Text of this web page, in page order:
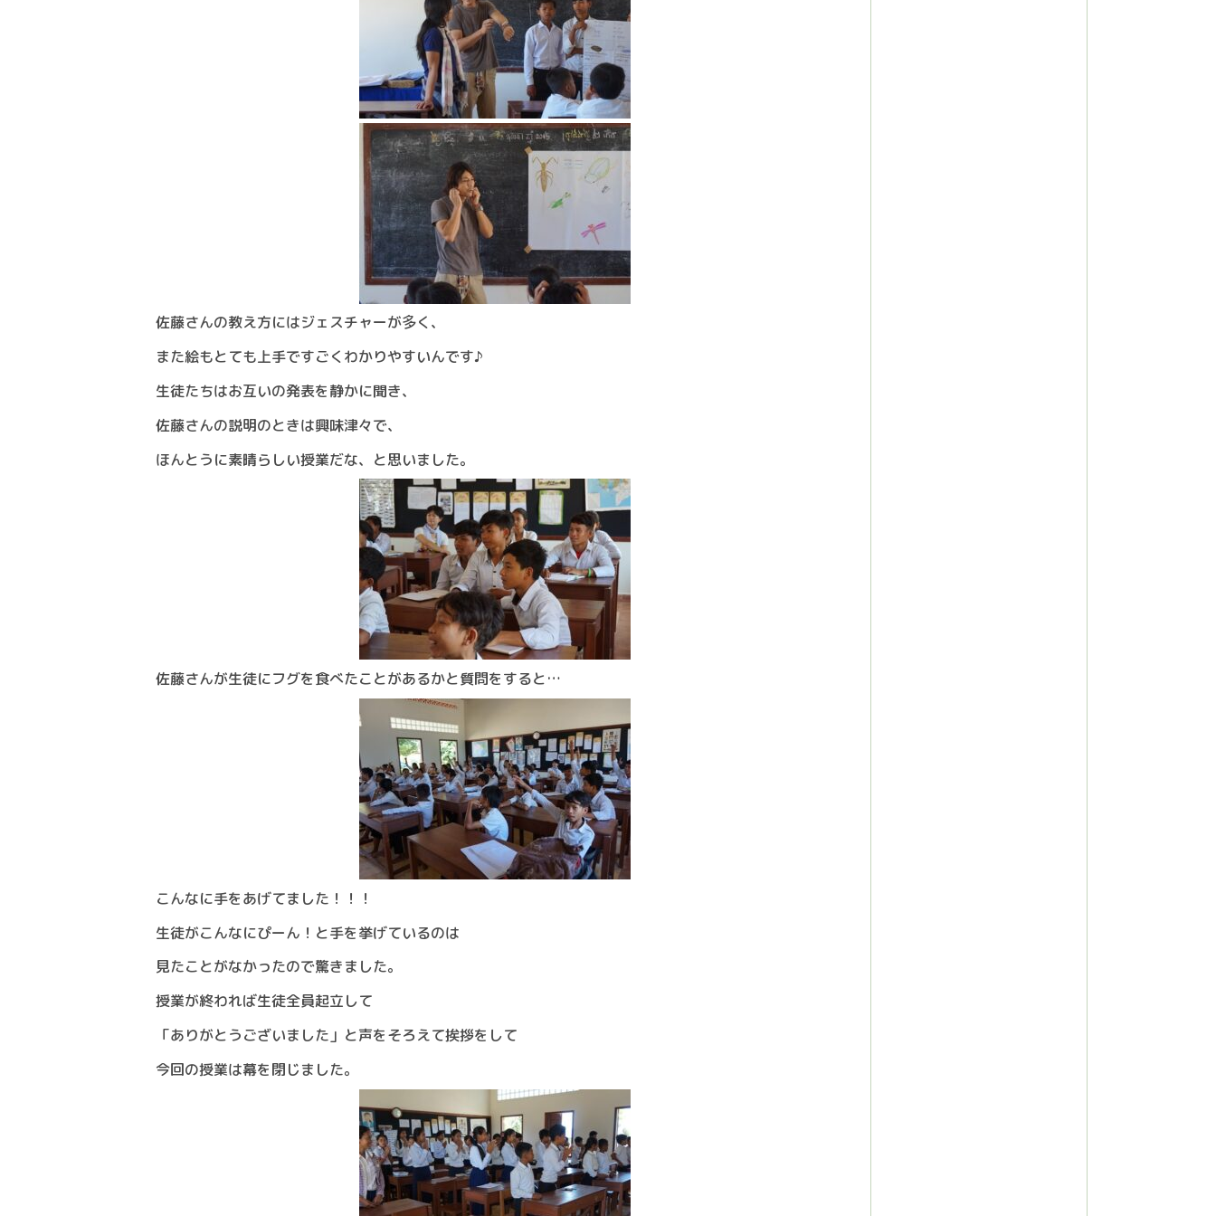
佐藤さんの教え方にはジェスチャーが多く、
また絵もとても上手ですごくわかりやすいんです♪
生徒たちはお互いの発表を静かに聞き、
佐藤さんの説明のときは興味津々で、
ほんとうに素晴らしい授業だな、と思いました。
佐藤さんが生徒にフグを食べたことがあるかと質問をすると…
こんなに手をあげてました！！！
生徒がこんなにぴーん！と手を挙げているのは
見たことがなかったので驚きました。
授業が終われば生徒全員起立して
「ありがとうございました」と声をそろえて挨拶をして
今回の授業は幕を閉じました。